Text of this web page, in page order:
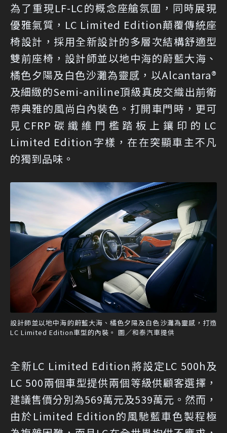
為了重現LF-LC的概念座艙氛圍，同時展現
優雅氣質，LC Limited Edition顛覆傳統座
椅設計，採用全新設計的多層次結構舒適型
雙前座椅，設計師並以地中海的蔚藍大海、
橘色夕陽及白色沙灘為靈感，以Alcantara®
及細緻的Semi-aniline頂級真皮交織出前衛
帶典雅的風尚白內裝色。打開車門時，更可
見CFRP碳纖維門檻踏板上鑲印的LC
Limited Edition字樣，在在突顯車主不凡
的獨到品味。
設計師並以地中海的蔚藍大海、橘色夕陽及白色沙灘為靈感，打造
LC Limited Edition車型的內裝。 圖／和泰汽車提供
全新LC Limited Edition將設定LC 500h及
LC 500兩個車型提供兩個等級供顧客選擇，
建議售價分別為569萬元及539萬元。然而，
由於Limited Edition的風馳藍車色製程極